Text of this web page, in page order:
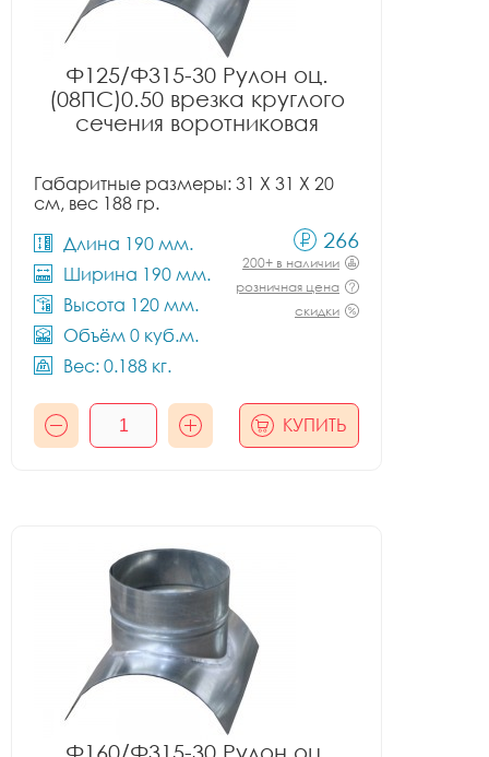
Ф125/Ф315-30 Рулон оц.
(08ПС)0.50 врезка круглого
сечения воротниковая
Габаритные размеры: 31 X 31 X 20
см, вес 188 гр.
Длина 190 мм.
Ширина 190 мм.
Высота 120 мм.
Объём 0 куб.м.
Вес: 0.188 кг.
266
200+ в наличии
розничная цена
скидки
КУПИТЬ
Ф160/Ф315-30 Рулон оц.